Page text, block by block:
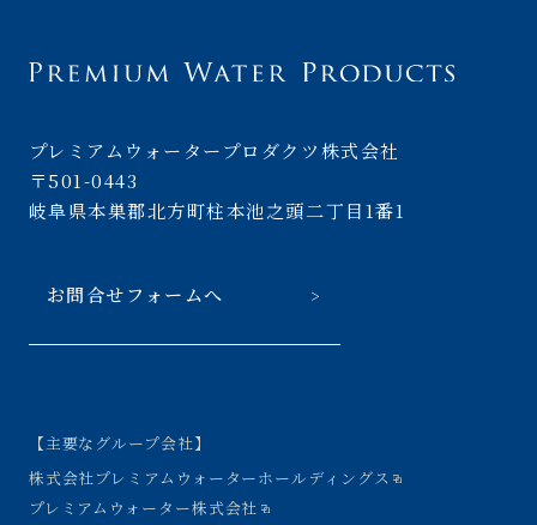
プレミアムウォータープロダクツ株式会社
〒501-0443
岐阜県本巣郡北方町柱本池之頭二丁目1番1
お問合せフォームへ
【主要なグループ会社】
株式会社プレミアムウォーターホールディングス
プレミアムウォーター株式会社